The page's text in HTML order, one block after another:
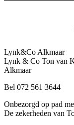
Lynk&Co Alkmaar
Lynk & Co Ton van
Alkmaar
Bel 072 561 3644
Onbezorgd op pad
De zekerheden van